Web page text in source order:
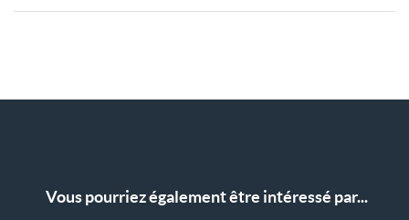
Vous pourriez également être intéressé par...